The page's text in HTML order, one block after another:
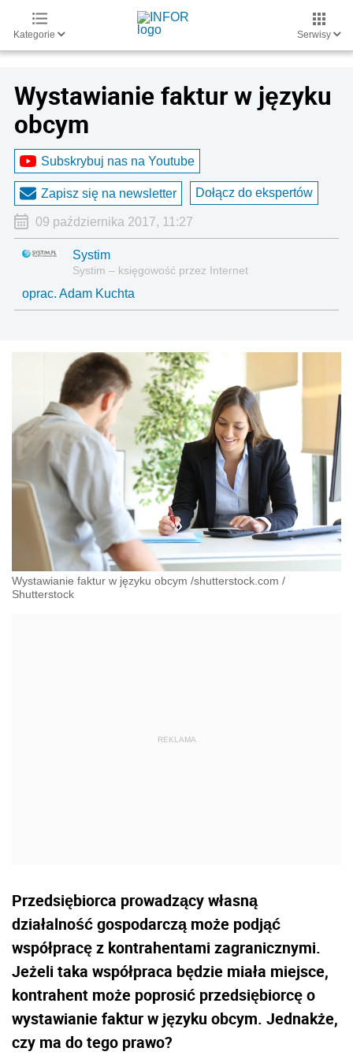
Kategorie Serwisy
Wystawianie faktur w języku
obcym
Subskrybuj nas na Youtube
Zapisz się na newsletter Dołącz do ekspertów
09 października 2017, 11:27
Systim
Systim – księgowość przez Internet
oprac. Adam Kuchta
Wystawianie faktur w języku obcym /shutterstock.com /
Shutterstock
Przedsiębiorca prowadzący własną
działalność gospodarczą może podjąć
współpracę z kontrahentami zagranicznymi.
Jeżeli taka współpraca będzie miała miejsce,
kontrahent może poprosić przedsiębiorcę o
wystawianie faktur w języku obcym. Jednakże,
czy ma do tego prawo?